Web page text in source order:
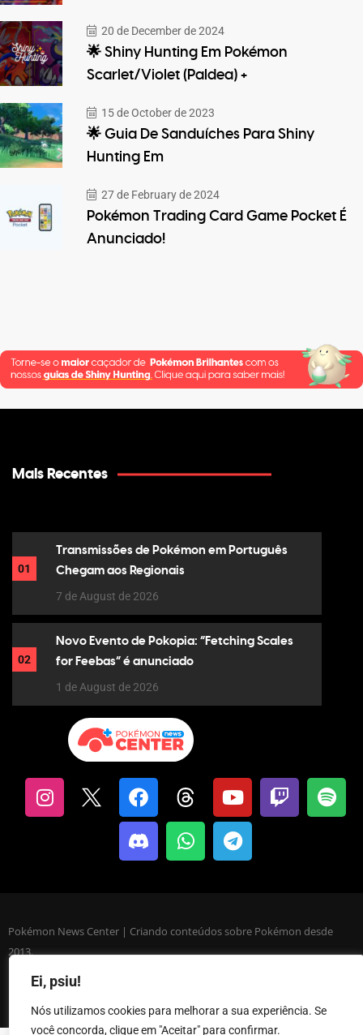
Ei, psiu!
Nós utilizamos cookies para melhorar a sua experiência. Se
você concorda, clique em "Aceitar" para confirmar.
20 de December de 2024
🌟 Shiny Hunting Em Pokémon
Scarlet/Violet (Paldea) +
15 de October de 2023
🌟 Guia De Sanduíches Para Shiny
Hunting Em
27 de February de 2024
Pokémon Trading Card Game Pocket É
Anunciado!
Mais Recentes
01
Transmissões de Pokémon em Português
Chegam aos Regionais
7 de August de 2026
02
Novo Evento de Pokopia: “Fetching Scales
for Feebas” é anunciado
1 de August de 2026
Pokémon News Center | Criando conteúdos sobre Pokémon desde
2013.